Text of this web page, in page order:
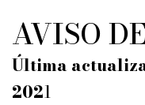
AVISO
Última
2021